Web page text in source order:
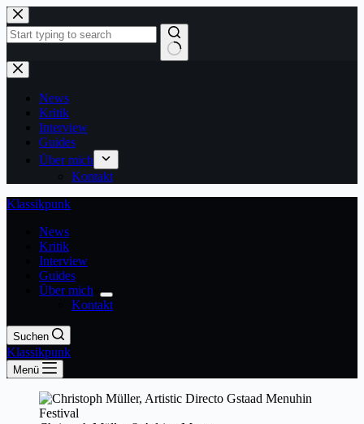
Zum
Inhalt
springen
Keine
Ergebnisse
News
Kritik
Interview
Guides
Über mich
Kontakt
Klassikpunk
News
Kritik
Interview
Guides
Über mich
Kontakt
Suchen
Klassikpunk
Menü